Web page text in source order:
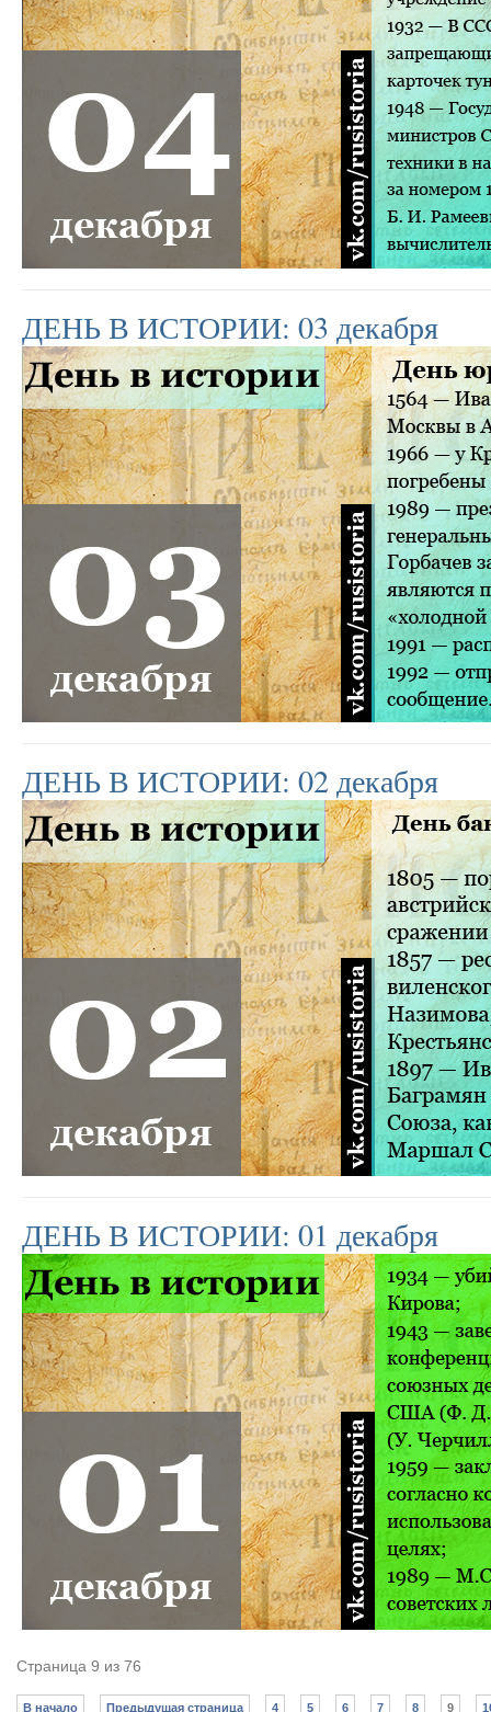
ДЕНЬ В ИСТОРИИ: 03 декабря
ДЕНЬ В ИСТОРИИ: 02 декабря
ДЕНЬ В ИСТОРИИ: 01 декабря
Страница 9 из 76
В начало Предыдущая страница 4 5 6 7 8 9